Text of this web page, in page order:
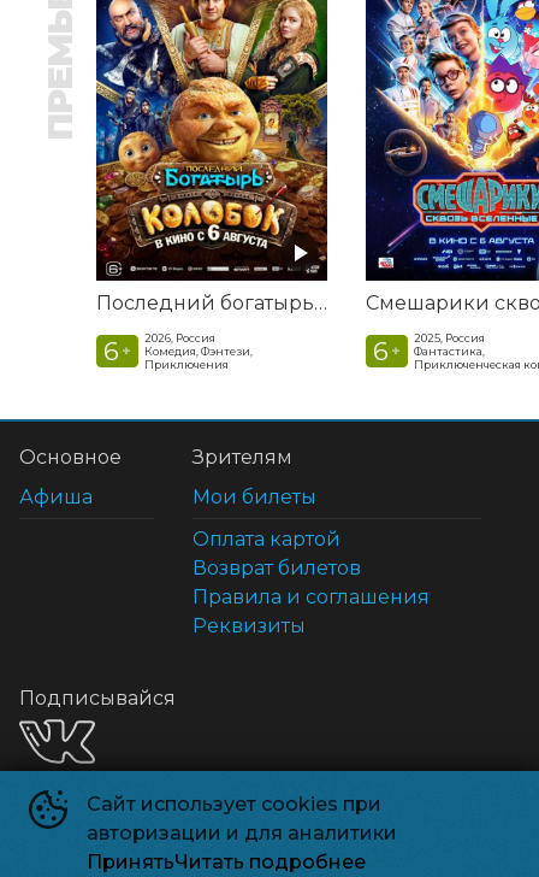
Последний богатырь. Колобок
6 +
2026, Россия
Комедия, Фэнтези,
Приключения
6 +
2025, Россия
Фантастика,
Приключенческая
Сайт использует cookies при
авторизации и для аналитики
ПринятьЧитать подробнее
Основное
Афиша
Зрителям
Мои билеты
Оплата картой
Возврат билетов
Правила и соглашения
Реквизиты
Подписывайся
Способы оплаты